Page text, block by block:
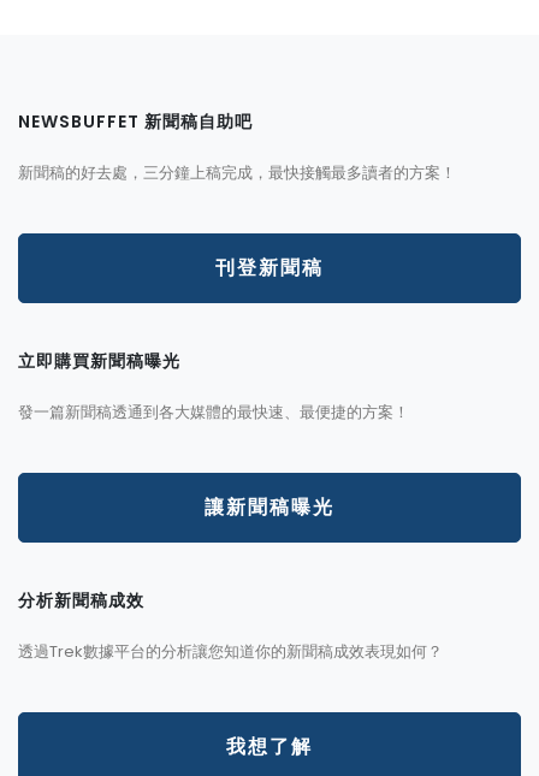
NEWSBUFFET 新聞稿自助吧
新聞稿的好去處，三分鐘上稿完成，最快接觸最多讀者的方案！
刊登新聞稿
立即購買新聞稿曝光
發一篇新聞稿透通到各大媒體的最快速、最便捷的方案！
讓新聞稿曝光
分析新聞稿成效
透過Trek數據平台的分析讓您知道你的新聞稿成效表現如何？
我想了解